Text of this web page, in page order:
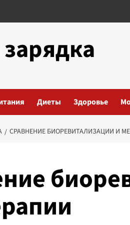
Диеты Здоровье
СРАВНЕНИЕ БИОРЕВИТАЛИЗАЦИИ И